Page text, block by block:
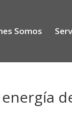
Somos